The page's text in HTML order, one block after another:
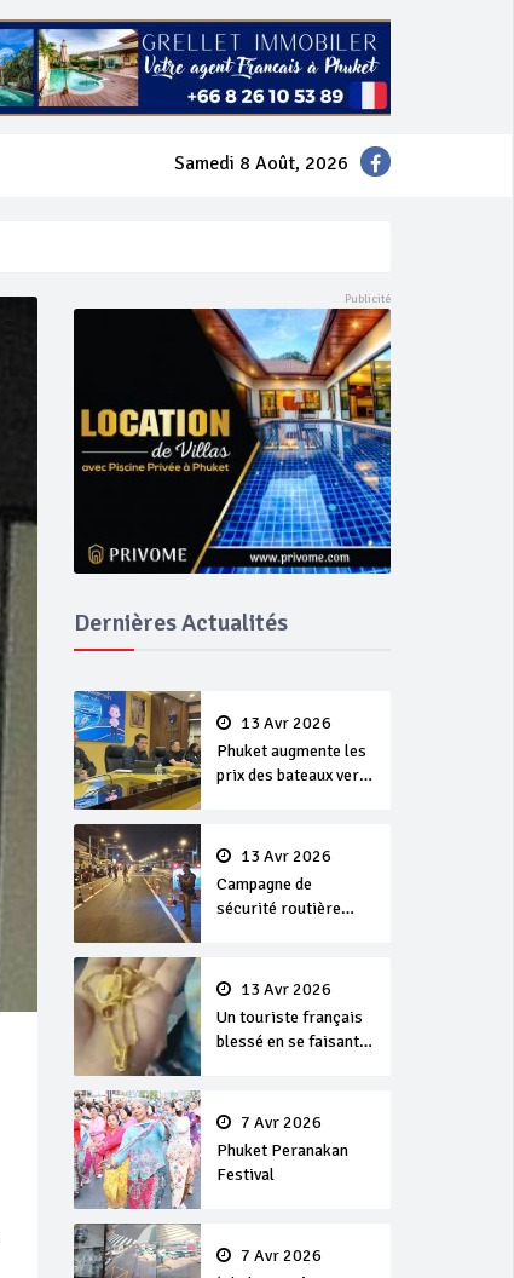
Samedi 8 Août, 2026
Dernières Actualités
13 Avr 2026
Phuket augmente les
prix des bateaux vers
13 Avr 2026
Campagne de
sécurité routière
13 Avr 2026
Un touriste français
blessé en se faisant
7 Avr 2026
Phuket Peranakan
Festival
7 Avr 2026